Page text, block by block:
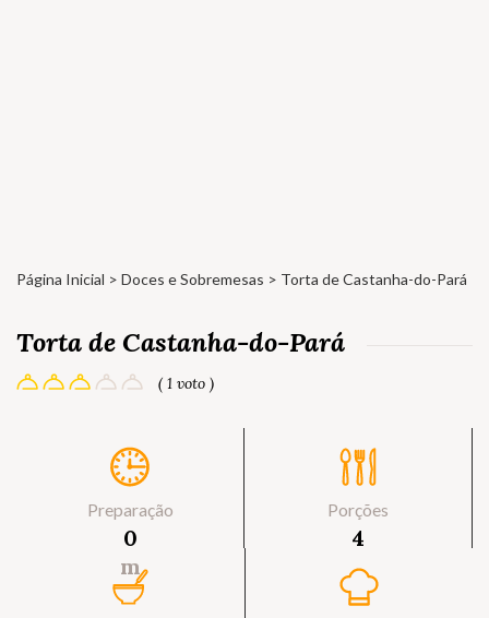
Página Inicial > Doces e Sobremesas > Torta de Castanha-do-Pará
Torta de Castanha-do-Pará
( 1 voto )
Preparação
0
m
Porções
4